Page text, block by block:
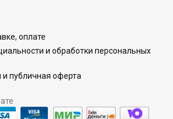
оплате
и обработки персональных
публичная оферта